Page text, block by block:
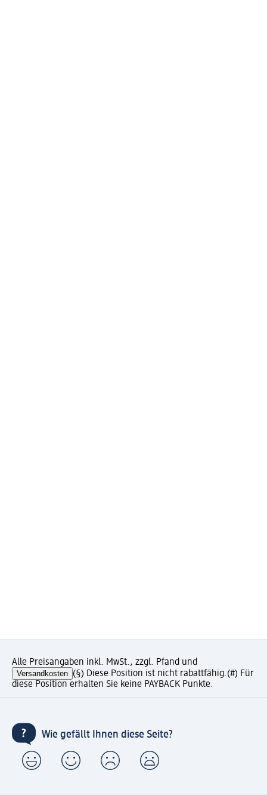
Alle Preisangaben inkl. MwSt., zzgl. Pfand und
Versandkosten (§) Diese Position ist nicht rabattfähig.(#) Für
diese Position erhalten Sie keine PAYBACK Punkte.
Wie gefällt Ihnen diese Seite?